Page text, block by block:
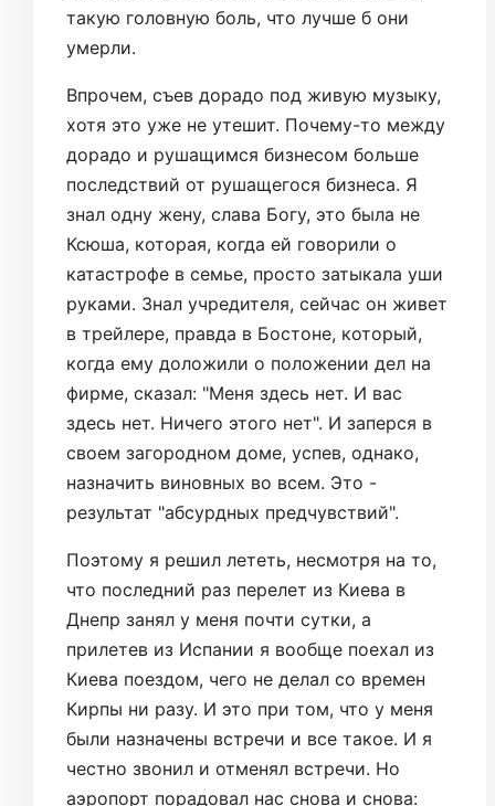
такую головную боль, что лучше б они
умерли.
Впрочем, съев дорадо под живую музыку,
хотя это уже не утешит. Почему-то между
дорадо и рушащимся бизнесом больше
последствий от рушащегося бизнеса. Я
знал одну жену, слава Богу, это была не
Ксюша, которая, когда ей говорили о
катастрофе в семье, просто затыкала уши
руками. Знал учредителя, сейчас он живет
в трейлере, правда в Бостоне, который,
когда ему доложили о положении дел на
фирме, сказал: "Меня здесь нет. И вас
здесь нет. Ничего этого нет". И заперся в
своем загородном доме, успев, однако,
назначить виновных во всем. Это -
результат "абсурдных предчувствий".
Поэтому я решил лететь, несмотря на то,
что последний раз перелет из Киева в
Днепр занял у меня почти сутки, а
прилетев из Испании я вообще поехал из
Киева поездом, чего не делал со времен
Кирпы ни разу. И это при том, что у меня
были назначены встречи и все такое. И я
честно звонил и отменял встречи. Но
аэропорт порадовал нас снова и снова: